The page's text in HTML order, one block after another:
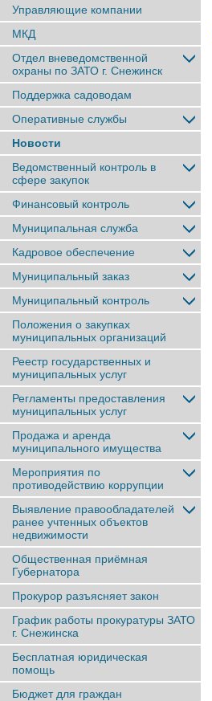
Управляющие компании
МКД
Отдел вневедомственной
охраны по ЗАТО г. Снежинск
Поддержка садоводам
Оперативные службы
Новости
Ведомственный контроль в
сфере закупок
Финансовый контроль
Муниципальная служба
Кадровое обеспечение
Муниципальный заказ
Муниципальный контроль
Положения о закупках
муниципальных организаций
Реестр государственных и
муниципальных услуг
Регламенты предоставления
муниципальных услуг
Продажа и аренда
муниципального имущества
Мероприятия по
противодействию коррупции
Выявление правообладателей
ранее учтенныx объектов
недвижимости
Общественная приёмная
Губернатора
Прокурор разъясняет закон
График работы прокуратуры ЗАТО
г. Снежинска
Бесплатная юридическая
помощь
Бюджет для граждан